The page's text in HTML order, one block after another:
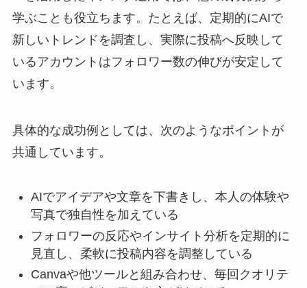
学ぶことも役立ちます。たとえば、定期的にAIで
新しいトレンドを調査し、実際に投稿へ反映して
いるアカウントはフォロワー数の伸びが安定して
います。
具体的な成功例としては、次のようなポイントが
共通しています。
AIでアイデアや文章を下書きし、本人の体験や
写真で独自性を加えている
フォロワーの反応やインサイト分析を定期的に
見直し、柔軟に投稿内容を調整している
Canvaや他ツールと組み合わせ、毎回クオリテ